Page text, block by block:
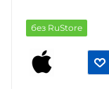
без RuStore